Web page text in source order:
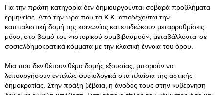
Για την πρώτη κατηγορία δεν δημιουργούνται σοβαρά προβλήματα
ερμηνείας. Από την ώρα που τα Κ.Κ. αποδέχονται την
καπιταλιστική δομή της κοινωνίας και επιδιώκουν μεταρρυθμίσεις
μόνο, στο βωμό του «ιστορικού συμβιβασμού», μεταβάλλονται σε
σοσιαλδημοκρατικά κόμματα με την κλασική έννοια του όρου.
Μια που δεν θέτουν θέμα δομής εξουσίας, μπορούν να
λειτουργήσουν εντελώς φυσιολογικά στα πλαίσια της αστικής
δημοκρατίας. Στην πράξη βέβαια, η άνοδος τους στην κυβέρνηση